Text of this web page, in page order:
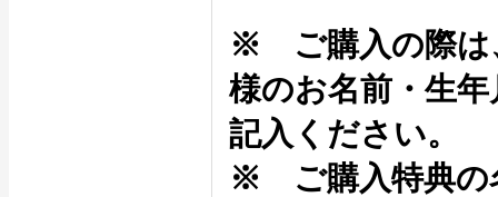
※ ご購入の際は
様のお名前・生
記入ください。
※ ご購入特典の